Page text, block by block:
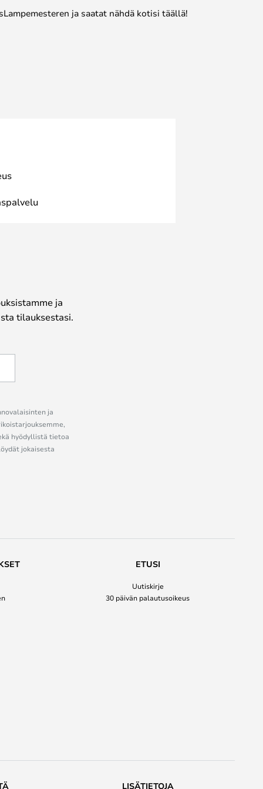
ja saatat nähdä kotisi täällä!
ja
tilauksestasi.
ja
hyödyllistä tietoa
jokaisesta
ETUSI
Uutiskirje
30 päivän palautusoikeus
LISÄTIETOJA